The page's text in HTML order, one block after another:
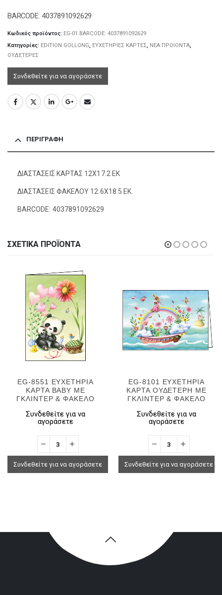
BARCODE: 4037891092629
Κωδικός προϊόντος: EG-01 BARCODE: 4037891092629
Κατηγορίες: EDITION GOLLONG, ΕΥΧΕΤΗΡΙΕΣ ΚΑΡΤΕΣ, ΝΕΑ ΠΡΟΙΟΝΤΑ,
ΟΥΔΕΤΕΡΕΣ
Συνδεθείτε για να αγοράσετε
ΠΕΡΙΓΡΑΦΉ
ΔΙΑΣΤΑΣΕΙΣ ΚΑΡΤΑΣ 12Χ17.2 ΕΚ
ΔΙΑΣΤΑΣΕΙΣ ΦΑΚΕΛΟΥ 12.6Χ18.5 ΕΚ.
BARCODE: 4037891092629
ΣΧΕΤΙΚΆ ΠΡΟΪΌΝΤΑ
EG-8551 ΕΥΧΕΤΗΡΙΑ
ΚΑΡΤΑ BABY ΜΕ
ΓΚΛΙΝΤΕΡ & ΦΑΚΕΛΟ
Συνδεθείτε για να
αγοράσετε
Συνδεθείτε για να αγοράσετε
EG-8101 ΕΥΧΕΤΗΡΙΑ
ΚΑΡΤΑ ΟΥΔΕΤΕΡΗ ΜΕ
ΓΚΛΙΝΤΕΡ & ΦΑΚΕΛΟ
Συνδεθείτε για να
αγοράσετε
Συνδεθείτε για να αγοράσετε